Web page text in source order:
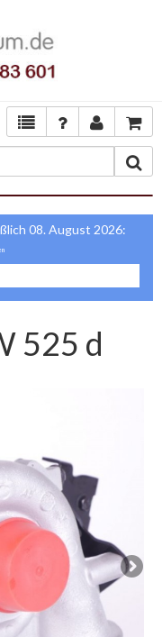
08. August 2026:
525 d